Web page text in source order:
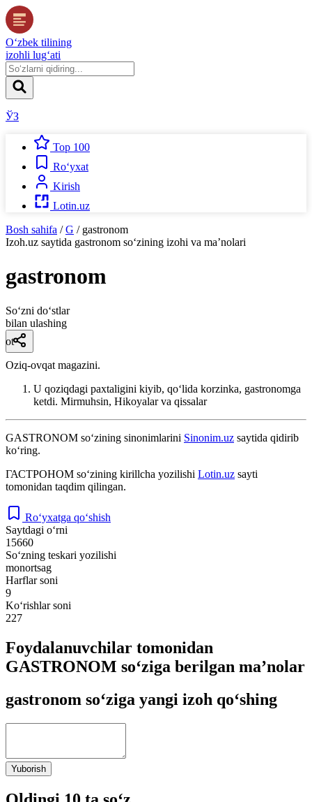
O‘zbek tilining
izohli lug‘ati
ЎЗ
Top 100
Ro‘yxat
Kirish
Lotin.uz
Bosh sahifa / G / gastronom
Izoh.uz saytida gastronom so‘zining izohi va ma’nolari
gastronom
So‘zni do‘stlar
bilan ulashing
ot
Oziq-ovqat magazini.
U qoziqdagi paxtaligini kiyib, qoʻlida korzinka, gastronomga
ketdi. Mirmuhsin, Hikoyalar va qissalar
GASTRONOM so‘zining sinonimlarini Sinonim.uz saytida qidirib
ko‘ring.
ГАСТРОНОМ so‘zining kirillcha yozilishi Lotin.uz sayti
tomonidan taqdim qilingan.
Ro‘yxatga qo‘shish
Saytdagi o‘rni
15660
So‘zning teskari yozilishi
monortsag
Harflar soni
9
Ko‘rishlar soni
227
Foydalanuvchilar tomonidan
GASTRONOM so‘ziga berilgan ma’nolar
gastronom so‘ziga yangi izoh qo‘shing
Yuborish